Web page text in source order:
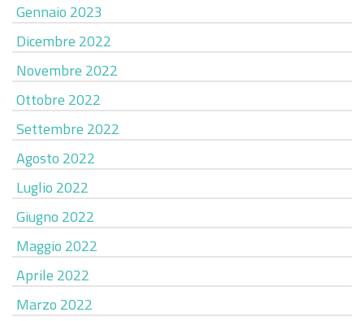
Gennaio 2023
Dicembre 2022
Novembre 2022
Ottobre 2022
Settembre 2022
Agosto 2022
Luglio 2022
Giugno 2022
Maggio 2022
Aprile 2022
Marzo 2022